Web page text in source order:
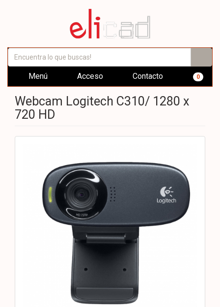
Menú Acceso Contacto 0
Webcam Logitech C310/ 1280 x
720 HD